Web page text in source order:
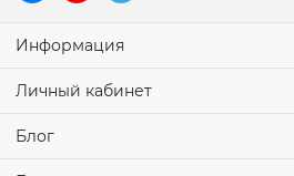
Информация
Личный кабинет
Блог